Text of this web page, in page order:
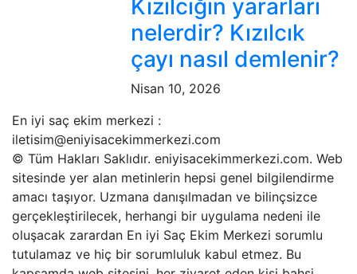
Kızılcığın yararları
nelerdir? Kızılcık
çayı nasıl demlenir?
Nisan 10, 2026
En iyi saç ekim merkezi :
iletisim@eniyisacekimmerkezi.com
© Tüm Hakları Saklıdır. eniyisacekimmerkezi.com. Web
sitesinde yer alan metinlerin hepsi genel bilgilendirme
amacı taşıyor. Uzmana danışılmadan ve bilinçsizce
gerçekleştirilecek, herhangi bir uygulama nedeni ile
oluşacak zarardan En iyi Saç Ekim Merkezi sorumlu
tutulamaz ve hiç bir sorumluluk kabul etmez. Bu